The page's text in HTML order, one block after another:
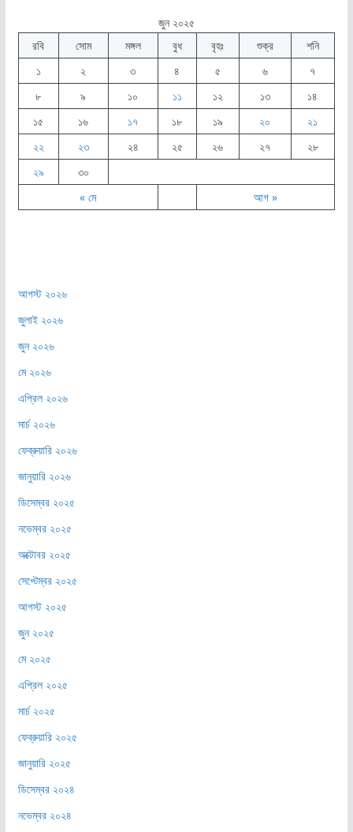
জুন ২০২৫
রবি
সোম মঙ্গল বুধ বৃহঃ শুক্র শনি
« মে আগ »
১ ২ ৩ ৪ ৫ ৬
৭
৮
৯ ১০ ১১ ১২ ১৩
১৪
১৫
১৬ ১৭ ১৮ ১৯ ২০
২১
২২
২৩ ২৪ ২৫ ২৬ ২৭
২৮
২৯
৩০
আগস্ট ২০২৬
জুলাই ২০২৬
জুন ২০২৬
মে ২০২৬
এপ্রিল ২০২৬
মার্চ ২০২৬
ফেব্রুয়ারি ২০২৬
জানুয়ারি ২০২৬
ডিসেম্বর ২০২৫
নভেম্বর ২০২৫
অক্টোবর ২০২৫
সেপ্টেম্বর ২০২৫
আগস্ট ২০২৫
জুন ২০২৫
মে ২০২৫
এপ্রিল ২০২৫
মার্চ ২০২৫
ফেব্রুয়ারি ২০২৫
জানুয়ারি ২০২৫
ডিসেম্বর ২০২৪
নভেম্বর ২০২৪